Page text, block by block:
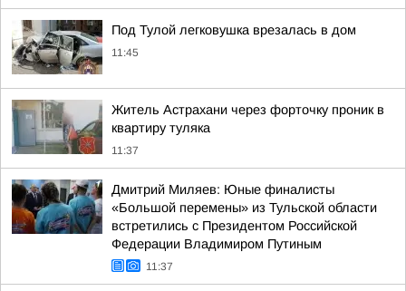
Под Тулой легковушка врезалась в дом
11:45
Житель Астрахани через форточку проник в
квартиру туляка
11:37
Дмитрий Миляев: Юные финалисты
«Большой перемены» из Тульской области
встретились с Президентом Российской
Федерации Владимиром Путиным
11:37